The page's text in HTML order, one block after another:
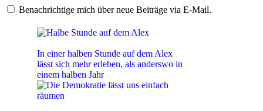
Benachrichtige mich über neue Beiträge via E-Mail.
In einer halben Stunde auf dem Alex
lässt sich mehr erleben, als anderswo in
einem halben Jahr